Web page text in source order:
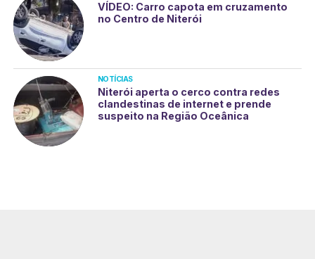
VÍDEO: Carro capota em cruzamento
no Centro de Niterói
NOTÍCIAS
Niterói aperta o cerco contra redes
clandestinas de internet e prende
suspeito na Região Oceânica